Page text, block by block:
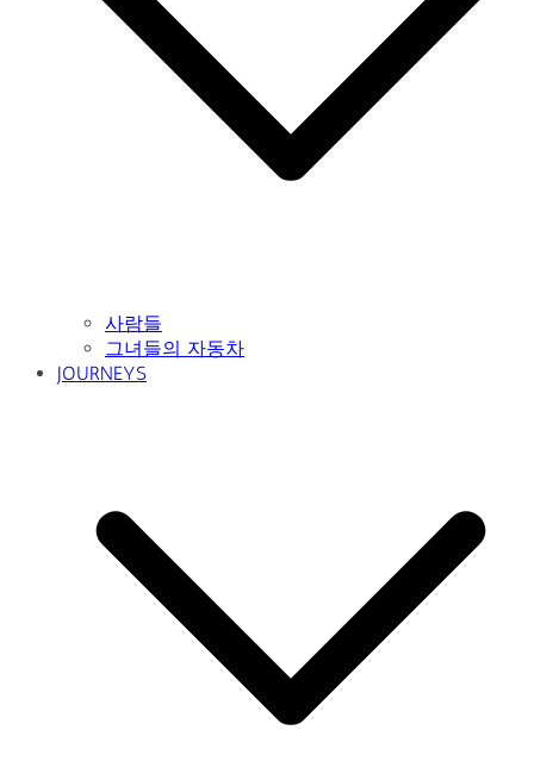
사람들
그녀들의 자동차
JOURNEYS